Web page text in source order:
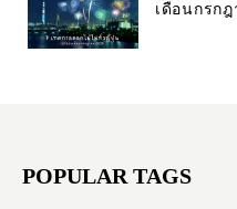
เดือนกรก
POPULAR TAGS